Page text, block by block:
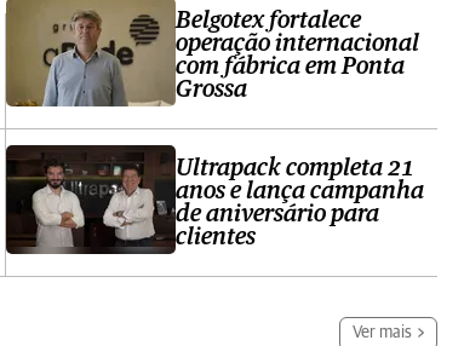
Belgotex fortalece
operação internacional
com fábrica em Ponta
Grossa
Ultrapack completa 21
anos e lança campanha
de aniversário para
clientes
Ver mais